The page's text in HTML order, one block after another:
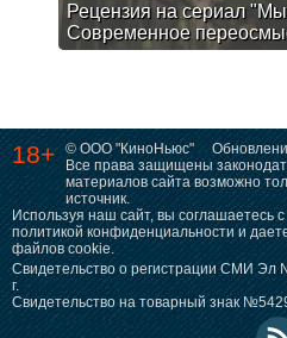
Рецензия на сериал
Современное
18+ © ООО "КиноНьюс"
Все права защищены
материалов сайта возможно
источник.
Используя наш сайт, вы соглашаетесь
политикой конфиденциальности и
файлов cookie.
Свидетельство о регистрации СМИ
г.
Свидетельство на товарный знак